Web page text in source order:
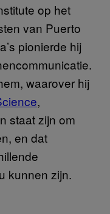
op het
van Puerto
pionierde hij
waarover hij
,
staat zijn om
en dat
kunnen zijn.